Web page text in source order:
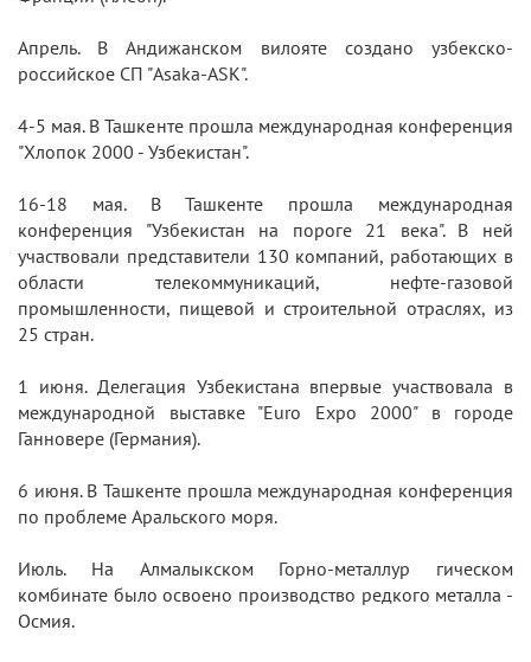
Апрель. В Андижанском вилояте создано узбекско-
российское СП "Asaka-ASK".
4-5 мая. В Ташкенте прошла международная конференция
"Хлопок 2000 - Узбекистан".
16-18 мая. В Ташкенте прошла международная
конференция "Узбекистан на пороге 21 века". В ней
участвовали представители 130 компаний, работающих в
области телекоммуникаций, нефте-газовой
промышленности, пищевой и строительной отраслях, из
25 стран.
1 июня. Делегация Узбекистана впервые участвовала в
международной выставке "Euro Expo 2000" в городе
Ганновере (Германия).
6 июня. В Ташкенте прошла международная конференция
по проблеме Аральского моря.
Июль. На Алмалыкском Горно-металлур гическом
комбинате было освоено производство редкого металла -
Осмия.